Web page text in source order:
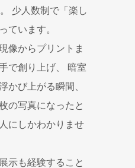
少人数制で「楽し
ています。
像からプリントま
で創り上げ、 暗室
かび上がる瞬間、
の写真になったと
にしかわかりませ
示も経験すること